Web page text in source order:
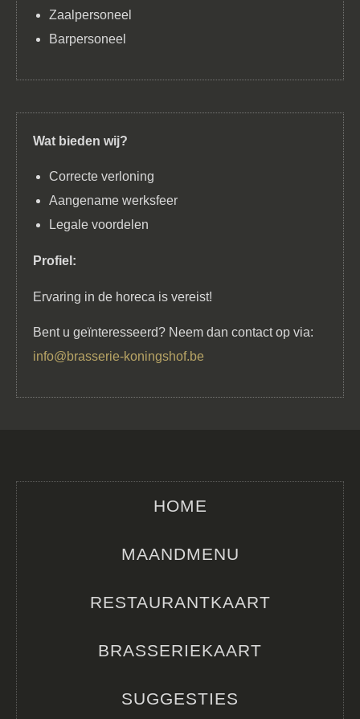
Zaalpersoneel
Barpersoneel
Wat bieden wij?
Correcte verloning
Aangename werksfeer
Legale voordelen
Profiel:
Ervaring in de horeca is vereist!
Bent u geïnteresseerd? Neem dan contact op via:
info@brasserie-koningshof.be
HOME
MAANDMENU
RESTAURANTKAART
BRASSERIEKAART
SUGGESTIES